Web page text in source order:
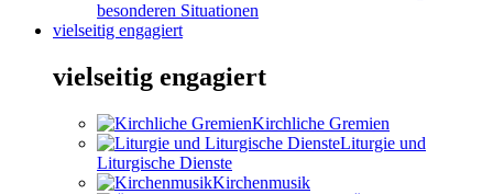
besonderen Situationen
vielseitig engagiert
vielseitig engagiert
Kirchliche Gremien
Liturgie und
Liturgische Dienste
Kirchenmusik